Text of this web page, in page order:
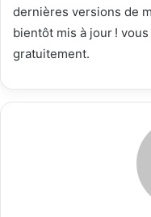
dernières versions de
bientôt mis à jour !
gratuitement.